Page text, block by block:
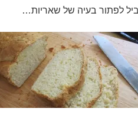
לפתור בעיה של שאריות…